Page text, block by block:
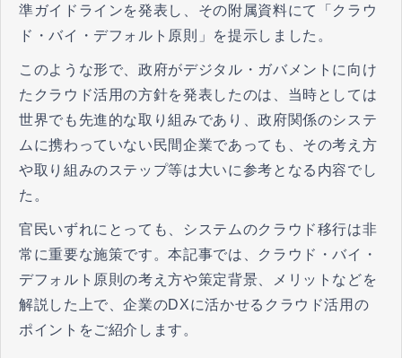
準ガイドラインを発表し、その附属資料にて「クラウ
ド・バイ・デフォルト原則」を提示しました。
このような形で、政府がデジタル・ガバメントに向け
たクラウド活用の方針を発表したのは、当時としては
世界でも先進的な取り組みであり、政府関係のシステ
ムに携わっていない民間企業であっても、その考え方
や取り組みのステップ等は大いに参考となる内容でし
た。
官民いずれにとっても、システムのクラウド移行は非
常に重要な施策です。本記事では、クラウド・バイ・
デフォルト原則の考え方や策定背景、メリットなどを
解説した上で、企業のDXに活かせるクラウド活用の
ポイントをご紹介します。